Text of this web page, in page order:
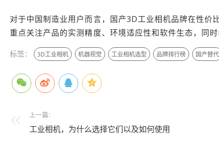
对于中国制造业用户而言，国产3D工业相机品牌在性
重点关注产品的实测精度、环境适应性和软件生态，同
标签： 3D工业相机 机器视觉 工业相机选型 品牌排行榜 国产替代
上一篇:
工业相机，为什么选择它们以及如何使用